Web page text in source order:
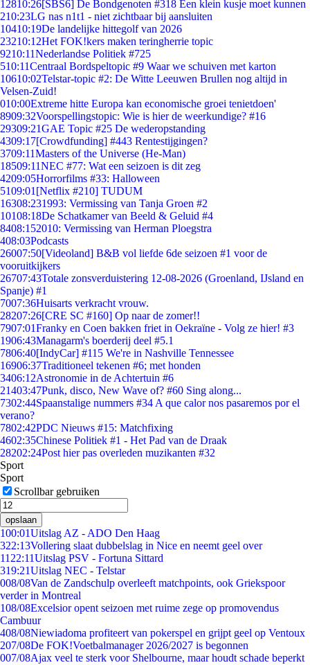
12810:26[SBS6] De Bondgenoten #318 Een klein kusje moet kunnen
210:23LG nas n1t1 - niet zichtbaar bij aansluiten
10410:19De landelijke hittegolf van 2026
23210:12Het FOK!kers maken teringherrie topic
9210:11Nederlandse Politiek #725
510:11Centraal Bordspeltopic #9 Waar we schuiven met karton
10610:02Telstar-topic #2: De Witte Leeuwen Brullen nog altijd in
Velsen-Zuid!
010:00Extreme hitte Europa kan economische groei tenietdoen'
8909:32Voorspellingstopic: Wie is hier de weerkundige? #16
29309:21GAE Topic #25 De wederopstanding
4309:17[Crowdfunding] #443 Rentestijgingen?
3709:11Masters of the Universe (He-Man)
18509:11NEC #77: Wat een seizoen is dit zeg
4209:05Horrorfilms #33: Halloween
5109:01 [Netflix #210] TUDUM
16308:231993: Vermissing van Tanja Groen #2
10108:18De Schatkamer van Beeld & Geluid #4
8408:152010: Vermissing van Herman Ploegstra
408:03Podcasts
26007:50[Videoland] B&B vol liefde 6de seizoen #1 voor de
vooruitkijkers
26707:43Totale zonsverduistering 12-08-2026 (Groenland, IJsland en
Spanje) #1
7007:36Huisarts verkracht vrouw.
28207:26[CRE SC #160] Op naar de zomer!!
7907:01Franky en Coen bakken friet in Oekraïne - Volg ze hier! #3
1906:43Managarm's boerderij deel #5.1
7806:40[IndyCar] #115 We're in Nashville Tennessee
16906:37Traditioneel tekenen #6; met honden
3406:12Astronomie in de Achtertuin #6
21403:47Punk, disco, New Wave of? #60 Sing along...
7302:44Spaanstalige nummers #34 A que calor nos pasaremos por el
verano?
7802:42PDC Nieuws #15: Matchfixing
4602:35Chinese Politiek #1 - Het Pad van de Draak
28202:24Post hier pas overleden muzikanten #32
Sport
Sport
Scrollbar gebruiken
opslaan
100:01Uitslag AZ - ADO Den Haag
322:13Vollering slaat dubbelslag in Nice en neemt geel over
11 22:11Uitslag PSV - Fortuna Sittard
319:21Uitslag NEC - Telstar
008/08Van de Zandschulp overleeft matchpoints, ook Griekspoor
verder in Montreal
108/08Excelsior opent seizoen met ruime zege op promovendus
Cambuur
408/08Niewiadoma profiteert van pokerspel en grijpt geel op Ventoux
207/08De FOK!Voetbalmanager 2026/2027 is begonnen
007/08Ajax veel te sterk voor Shelbourne, maar houdt schade beperkt